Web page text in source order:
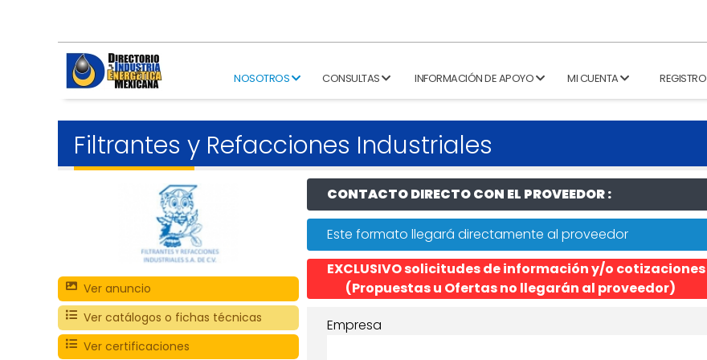
NOSOTROS CONSULTAS INFORMACIÓN DE APOYO MI CUENTA REGISTRO
Filtrantes y Refacciones Industriales
Ver anuncio
Ver catálogos o fichas técnicas
Ver certificaciones
CONTACTO DIRECTO CON EL PROVEEDOR :
Este formato llegará directamente al proveedor
EXCLUSIVO solicitudes de información y/o cotizaciones
(Propuestas u Ofertas no llegarán al proveedor)
Empresa